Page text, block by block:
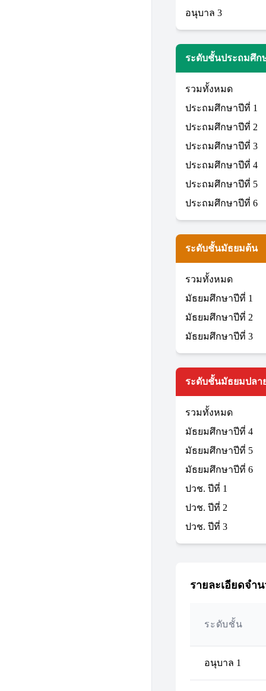
อนุบาล 3
ระดับชั้นประถมศึก
รวมทั้งหมด
ประถมศึกษาปีที่ 1
ประถมศึกษาปีที่ 2
ประถมศึกษาปีที่ 3
ประถมศึกษาปีที่ 4
ประถมศึกษาปีที่ 5
ประถมศึกษาปีที่ 6
ระดับชั้นมัธยมต้น
รวมทั้งหมด
มัธยมศึกษาปีที่ 1
มัธยมศึกษาปีที่ 2
มัธยมศึกษาปีที่ 3
ระดับชั้นมัธยมปลา
รวมทั้งหมด
มัธยมศึกษาปีที่ 4
มัธยมศึกษาปีที่ 5
มัธยมศึกษาปีที่ 6
ปวช. ปีที่ 1
ปวช. ปีที่ 2
ปวช. ปีที่ 3
รายละเอียดจำ
ระดับชั้น
อนุบาล 1